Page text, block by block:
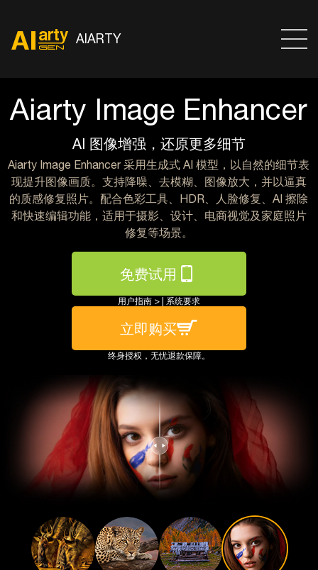
AIARTY
Aiarty Image Enhancer
AI 图像增强，还原更多细节
Aiarty Image Enhancer 采用生成式 AI 模型，以自然的细节表
现提升图像画质。支持降噪、去模糊、图像放大，并以逼真
的质感修复照片。配合色彩工具、HDR、人脸修复、AI 擦除
和快速编辑功能，适用于摄影、设计、电商视觉及家庭照片
修复等场景。
免费试用
用户指南 >| 系统要求
立即购买
终身授权，无忧退款保障。